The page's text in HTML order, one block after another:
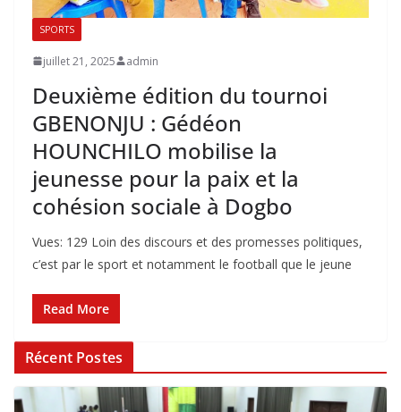
SPORTS
juillet 21, 2025 admin
Deuxième édition du tournoi
GBENONJU : Gédéon
HOUNCHILO mobilise la
jeunesse pour la paix et la
cohésion sociale à Dogbo
Vues: 129 Loin des discours et des promesses politiques,
c’est par le sport et notamment le football que le jeune
Read More
Récent Postes